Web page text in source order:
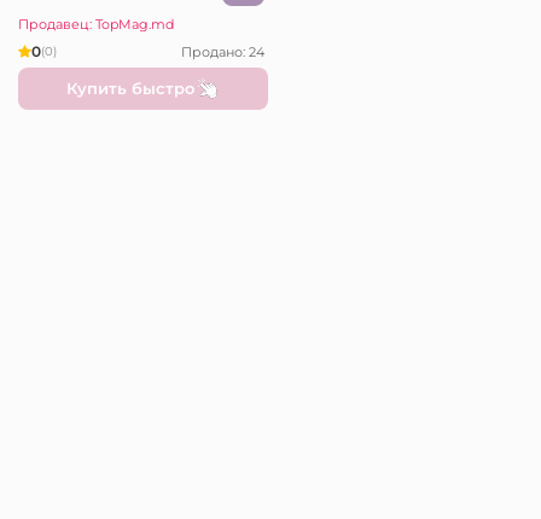
Продавец: TopMag.md
0(0) Продано: 24
Купить быстро